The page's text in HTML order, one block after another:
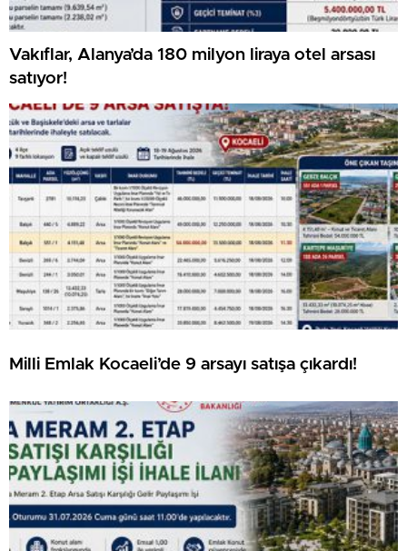
Vakıflar, Alanya’da 180 milyon liraya otel arsası
satıyor!
Milli Emlak Kocaeli’de 9 arsayı satışa çıkardı!